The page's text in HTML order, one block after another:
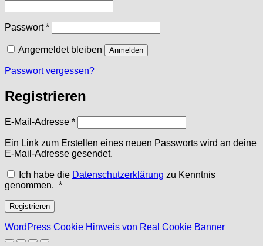
Passwort*Erforderlich
Angemeldet bleiben Anmelden
Passwort vergessen?
Registrieren
E-Mail-Adresse *Erforderlich
Ein Link zum Erstellen eines neuen Passworts wird an deine
E-Mail-Adresse gesendet.
Ich habe die Datenschutzerklärung zu Kenntnis
genommen. *Erforderlich
Registrieren
WordPress Cookie Hinweis von Real Cookie Banner